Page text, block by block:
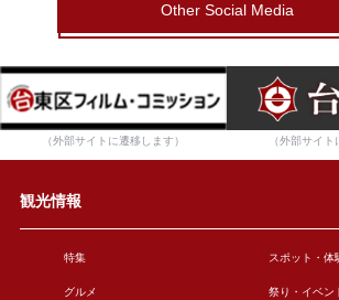
Other Social Media
（外部サイトに遷移します） （外部サイト
観光情報
特集 スポット・体
グルメ 祭り・イベン